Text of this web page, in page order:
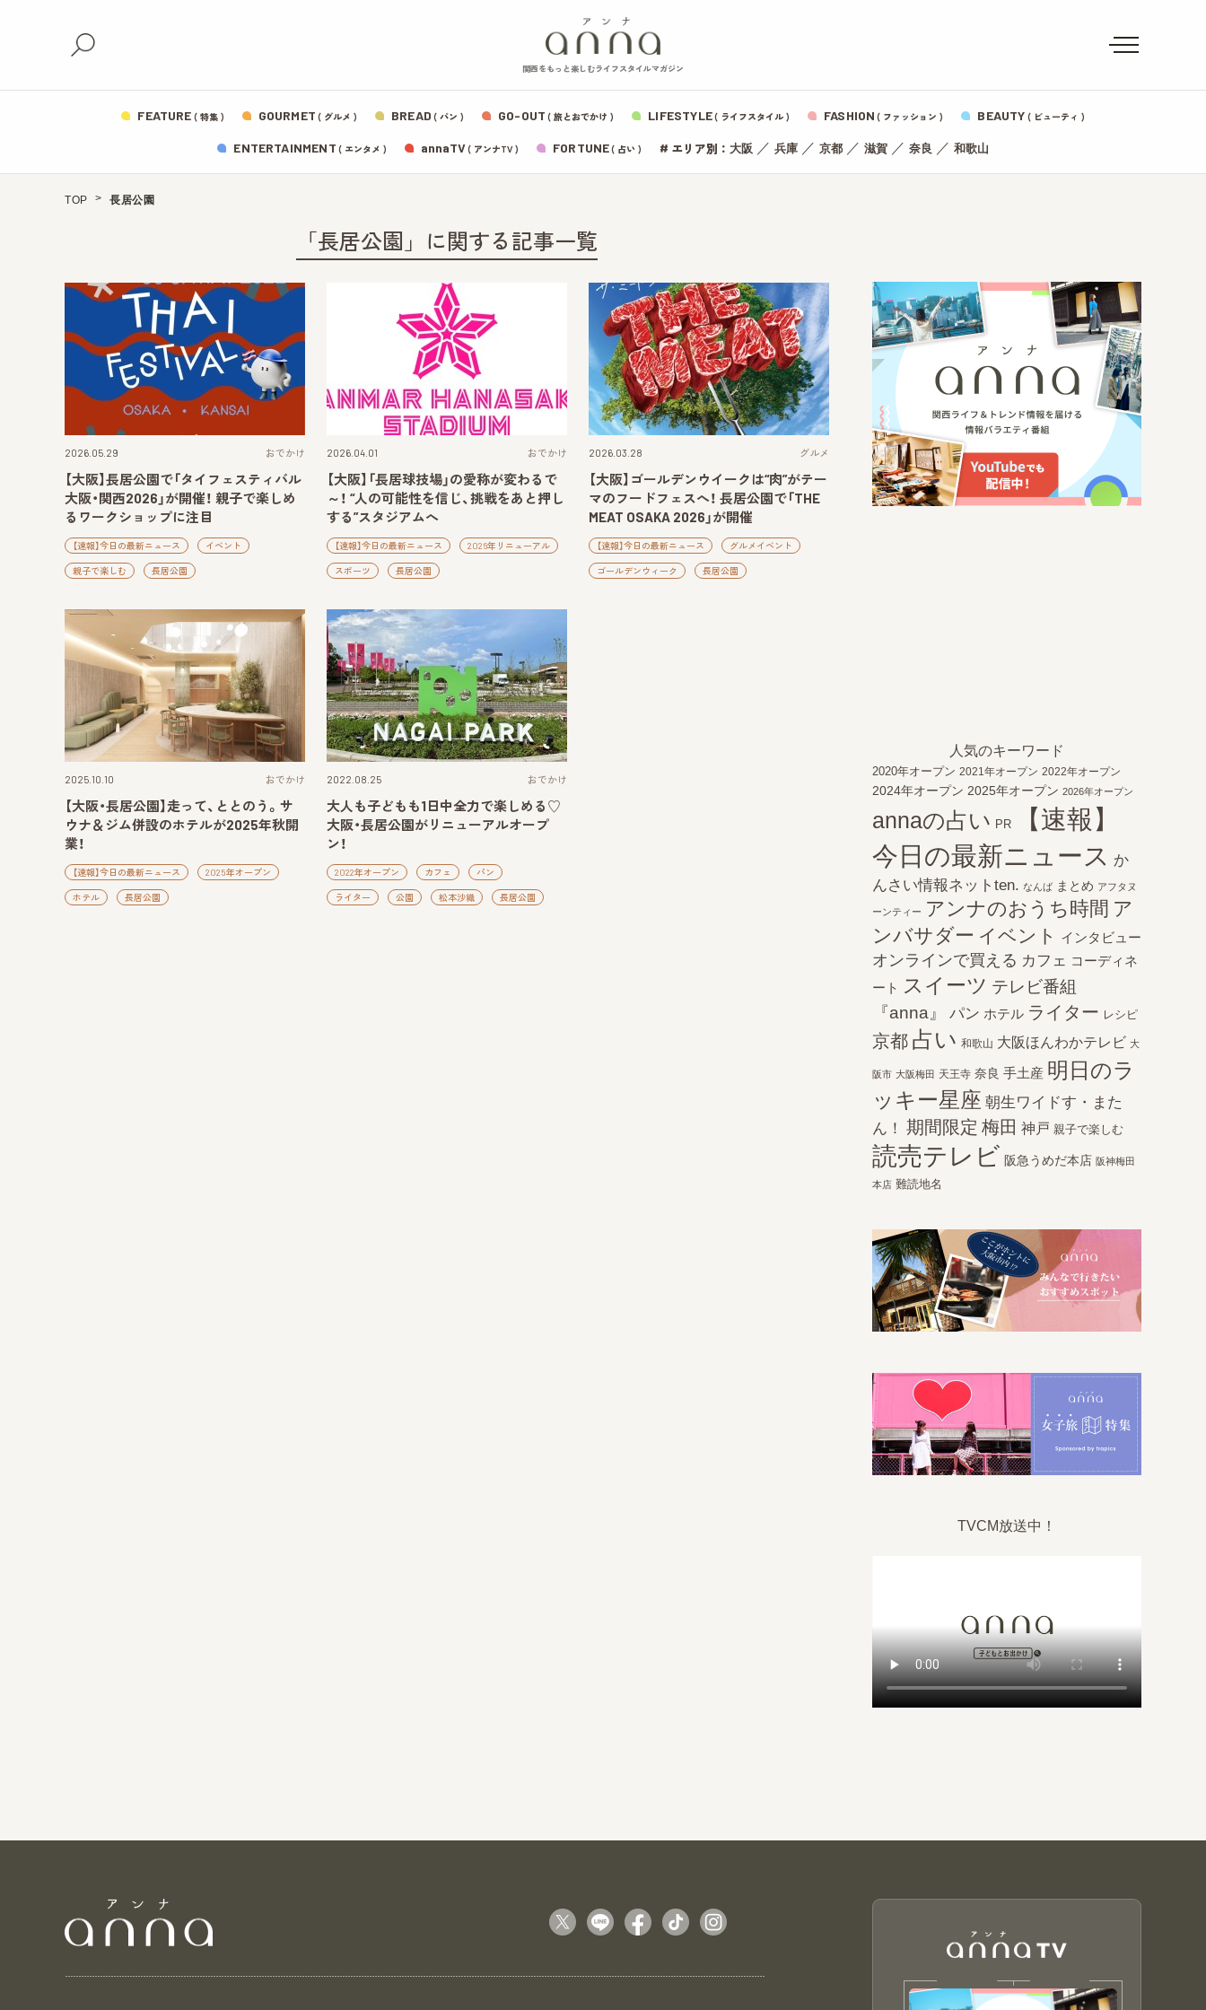
関西をもっと楽しむライフスタイルマガジン
FEATURE ( 特集 ) GOURMET ( グルメ ) BREAD ( パン ) GO-OUT ( 旅とおでかけ ) LIFESTYLE( ライフスタイル ) FASHION ( ファッション ) BEAUTY ( ビューティ )
ENTERTAINMENT ( エンタメ ) annaTV( アンナTV ) FORTUNE( 占い ) # エリア別： 大阪 ／ 兵庫／ 京都／ 滋賀／ 奈良 ／ 和歌山
TOP 長居公園
「長居公園」に関する記事一覧
2026.05.29 おでかけ
【大阪】長居公園で「タイフェスティバル
大阪・関西2026」が開催！ 親子で楽しめ
るワークショップに注目
【速報】今日の最新ニュース イベント
親子で楽しむ 長居公園
2026.04.01 おでかけ
【大阪】「長居球技場」の愛称が変わるで
～！ “人の可能性を信じ、挑戦をあと押し
する”スタジアムへ
【速報】今日の最新ニュース 2026年リニューアル
スポーツ 長居公園
2026.03.28 グルメ
【大阪】ゴールデンウイークは“肉”がテー
マのフードフェスへ！ 長居公園で「THE
MEAT OSAKA 2026」が開催
【速報】今日の最新ニュース グルメイベント
ゴールデンウィーク 長居公園
2025.10.10 おでかけ
【大阪・長居公園】走って、ととのう。サ
ウナ＆ジム併設のホテルが2025年秋開
業！
【速報】今日の最新ニュース 2025年オープン
ホテル 長居公園
2022.08.25 おでかけ
大人も子どもも1日中全力で楽しめる♡
大阪・長居公園がリニューアルオープ
ン！
2022年オープン カフェ パン
ライター 公園 松本沙織 長居公園
人気のキーワード
2020年オープン 2021年オープン 2022年オープン
2024年オープン 2025年オープン 2026年オープン
annaの占い PR
【速報】
今日の最新ニュース か
んさい情報ネットten. なんば まとめ アフタヌ
ーンティー アンナのおうち時間 ア
ンバサダー イベント インタビュー
オンラインで買える カフェ コーディネ
ート
スイーツ テレビ番組
『anna』
パン ホテル ライター レシピ
京都 占い 和歌山 大阪ほんわかテレビ 大
阪市 大阪梅田 天王寺 奈良 手土産 明日のラ
ッキー星座 朝生ワイドす・また
ん！ 期間限定 梅田 神戸 親子で楽しむ
読売テレビ 阪急うめだ本店 阪神梅田
本店 難読地名
TVCM放送中！